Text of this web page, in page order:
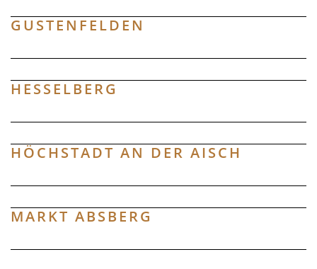
GUSTENFELDEN
HESSELBERG
HÖCHSTADT AN DER AISCH
MARKT ABSBERG